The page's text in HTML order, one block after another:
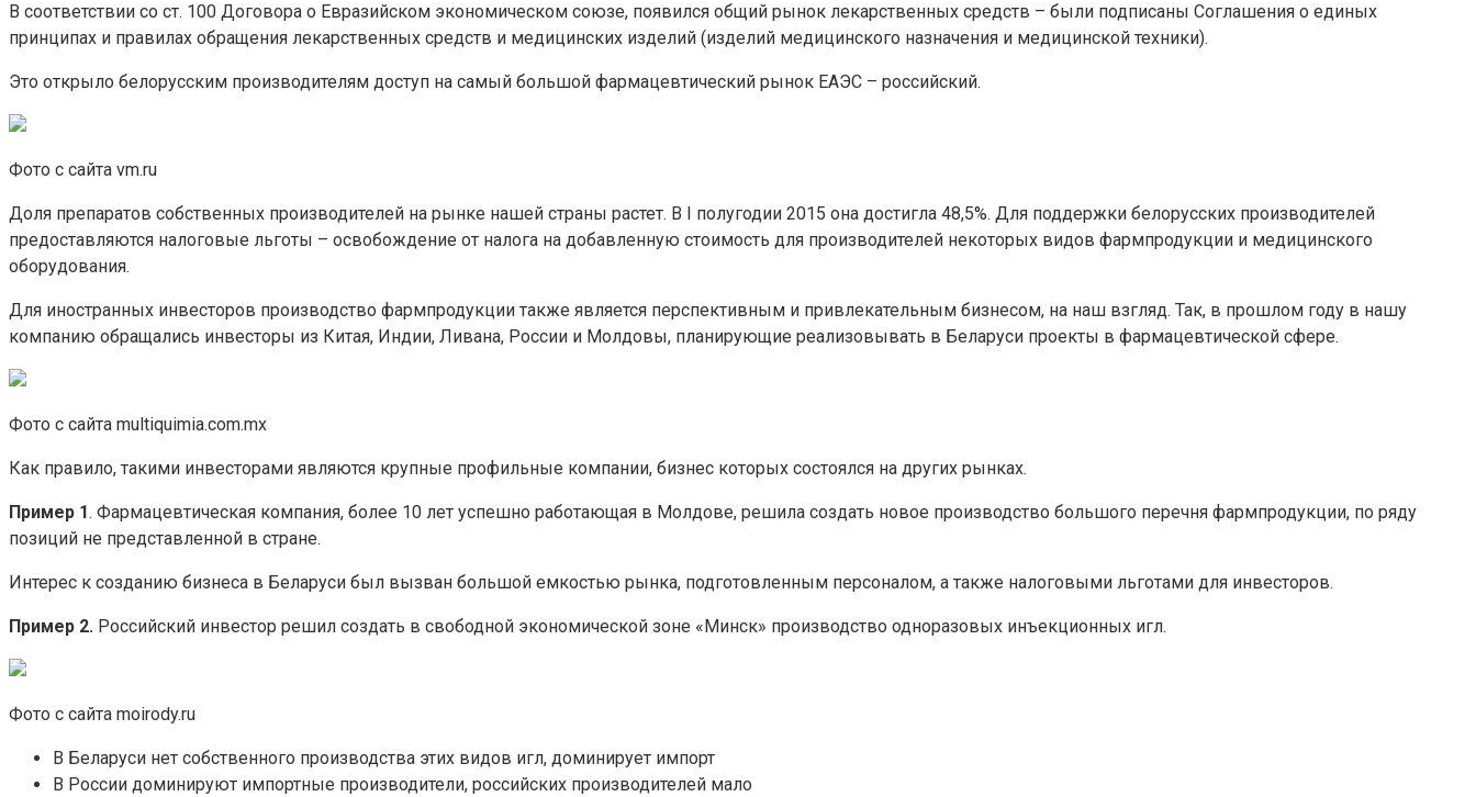
В соответствии со ст. 100 Договора о Евразийском экономическом союзе, появился общий рынок лекарственных средств – были подписаны Соглашения о единых
принципах и правилах обращения лекарственных средств и медицинских изделий (изделий медицинского назначения и медицинской техники).
Это открыло белорусским производителям доступ на самый большой фармацевтический рынок ЕАЭС – российский.
Фото с сайта vm.ru
Доля препаратов собственных производителей на рынке нашей страны растет. В I полугодии 2015 она достигла 48,5%. Для поддержки белорусских производителей
предоставляются налоговые льготы – освобождение от налога на добавленную стоимость для производителей некоторых видов фармпродукции и медицинского
оборудования.
Для иностранных инвесторов производство фармпродукции также является перспективным и привлекательным бизнесом, на наш взгляд. Так, в прошлом году в нашу
компанию обращались инвесторы из Китая, Индии, Ливана, России и Молдовы, планирующие реализовывать в Беларуси проекты в фармацевтической сфере.
Фото с сайта multiquimia.com.mx
Как правило, такими инвесторами являются крупные профильные компании, бизнес которых состоялся на других рынках.
Пример 1. Фармацевтическая компания, более 10 лет успешно работающая в Молдове, решила создать новое производство большого перечня фармпродукции, по ряду
позиций не представленной в стране.
Интерес к созданию бизнеса в Беларуси был вызван большой емкостью рынка, подготовленным персоналом, а также налоговыми льготами для инвесторов.
Пример 2. Российский инвестор решил создать в свободной экономической зоне «Минск» производство одноразовых инъекционных игл.
Фото с сайта moirody.ru
В Беларуси нет собственного производства этих видов игл, доминирует импорт
В России доминируют импортные производители, российских производителей мало